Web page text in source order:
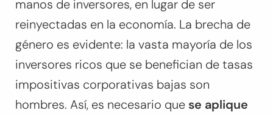
manos de inversores, en lugar de ser
reinyectadas en la economía. La brecha de
género es evidente: la vasta mayoría de los
inversores ricos que se benefician de tasas
impositivas corporativas bajas son
hombres. Así, es necesario que se aplique